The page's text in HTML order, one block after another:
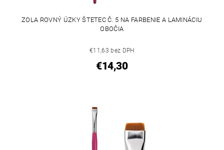
ZOLA ROVNÝ ÚZKY ŠTETEC Č. 5 NA FARBENIE A LAMINÁCIU
OBOČIA
€11,63 bez DPH
€14,30